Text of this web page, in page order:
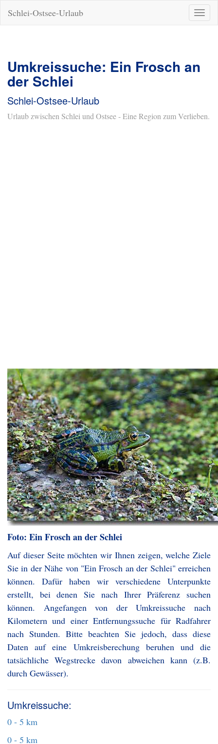
ein-/
Schlei-Ostsee-Urlaub
Umkreissuche: Ein Frosch an
der Schlei
Schlei-Ostsee-Urlaub
Urlaub zwischen Schlei und Ostsee - Eine Region zum Verlieben.
Foto: Ein Frosch an der Schlei
Auf dieser Seite möchten wir Ihnen zeigen, welche Ziele
Sie in der Nähe von "Ein Frosch an der Schlei" erreichen
können. Dafür haben wir verschiedene Unterpunkte
erstellt, bei denen Sie nach Ihrer Präferenz suchen
können. Angefangen von der Umkreissuche nach
Kilometern und einer Entfernungssuche für Radfahrer
nach Stunden. Bitte beachten Sie jedoch, dass diese
Daten auf eine Umkreisberechung beruhen und die
tatsächliche Wegstrecke davon abweichen kann (z.B.
durch Gewässer).
Umkreissuche:
0 - 5 km
0 - 5 km